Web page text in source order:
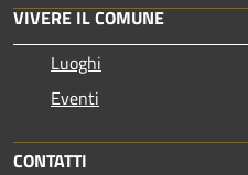
VIVERE IL COMUNE
Luoghi
Eventi
CONTATTI